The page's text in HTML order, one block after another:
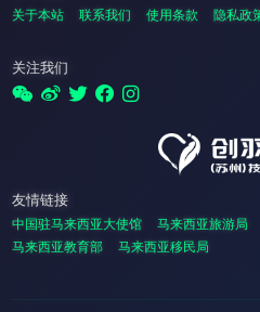
关于本站 联系我们 使用条款 隐私政
关注我们
友情链接
中国驻马来西亚大使馆 马来西亚旅游局
马来西亚教育部
马来西亚移民局